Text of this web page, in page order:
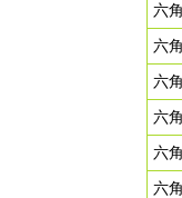
六
六
六
六
六
六